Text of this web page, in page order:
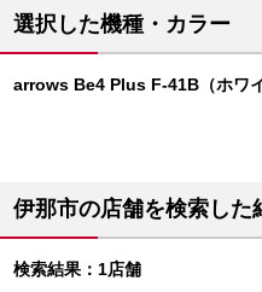
選択した機種・カラー
arrows Be4 Plus F-41B（ホワイ
伊那市の店舗を検索した
検索結果：1店舗